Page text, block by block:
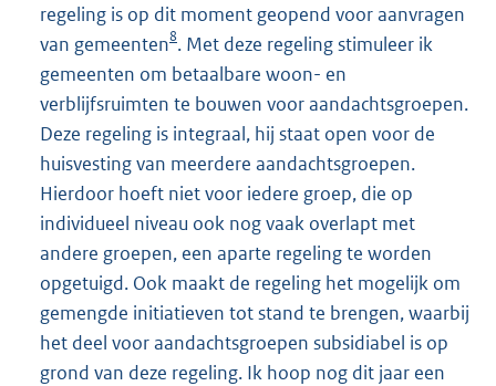
regeling is op dit moment geopend voor aanvragen
van gemeenten8. Met deze regeling stimuleer ik
gemeenten om betaalbare woon- en
verblijfsruimten te bouwen voor aandachtsgroepen.
Deze regeling is integraal, hij staat open voor de
huisvesting van meerdere aandachtsgroepen.
Hierdoor hoeft niet voor iedere groep, die op
individueel niveau ook nog vaak overlapt met
andere groepen, een aparte regeling te worden
opgetuigd. Ook maakt de regeling het mogelijk om
gemengde initiatieven tot stand te brengen, waarbij
het deel voor aandachtsgroepen subsidiabel is op
grond van deze regeling. Ik hoop nog dit jaar een